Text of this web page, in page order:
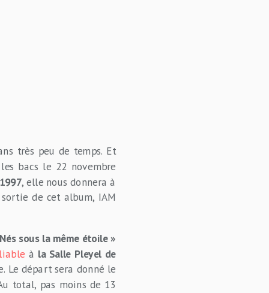
très peu de temps. Et
bacs le 22 novembre
, elle nous donnera à
de cet album, IAM
sous la même étoile »
à la Salle Pleyel de
Le départ sera donné le
total, pas moins de 13